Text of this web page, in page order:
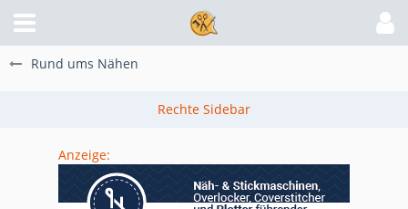
Rund ums Nähen
Anzeige: